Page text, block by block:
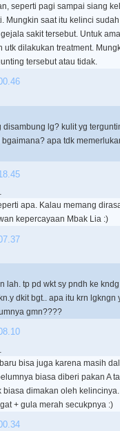
seperti pagi sampai siang
Mungkin saat itu kelinci
sakit tersebut. Untuk
utk dilakukan treatment.
tersebut atau tidak.
lg? kulit yg
apa tdk
apa. Kalau memang
kepercayaan Mbak Lia :)
lah. tp pd wkt sy pndh ke
dkit bgt.. apa itu krn lgkngn
gmn????
bisa juga karena masih
biasa diberi pakan A
biasa dimakan oleh
+ gula merah secukpnya :)